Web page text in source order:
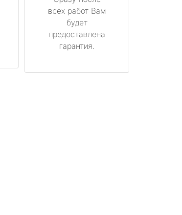
всех работ Вам
будет
предоставлена
гарантия.